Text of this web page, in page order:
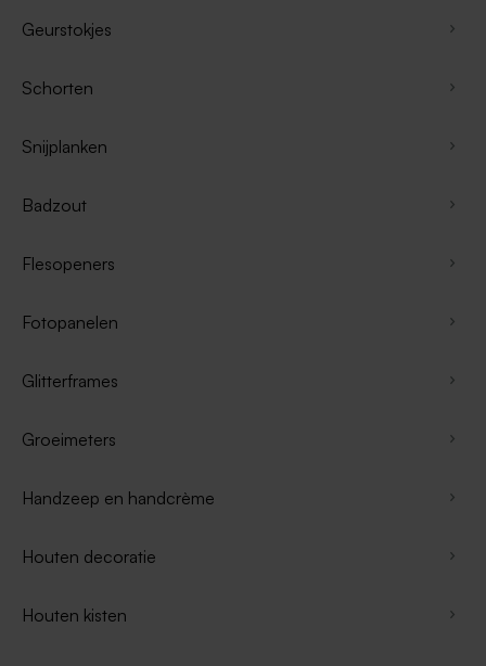
Geurstokjes
Schorten
Snijplanken
Badzout
Flesopeners
Fotopanelen
Glitterframes
Groeimeters
Handzeep en handcrème
Houten decoratie
Houten kisten